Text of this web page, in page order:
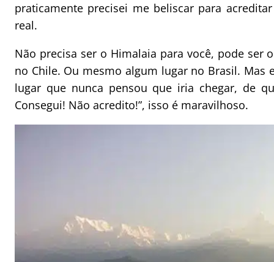
praticamente precisei me beliscar para
real.
Não precisa ser o Himalaia para você, pode ser
no Chile. Ou mesmo algum lugar no Brasil. Mas
lugar que nunca pensou que iria chegar, de
Consegui! Não acredito!”, isso é maravilhoso.